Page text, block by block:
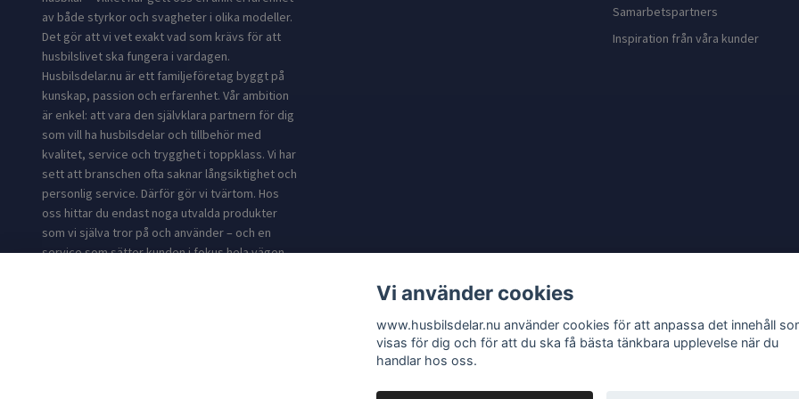
av både styrkor och svagheter i olika modeller.
Det gör att vi vet exakt vad som krävs för att
husbilslivet ska fungera i vardagen.
Husbilsdelar.nu är ett familjeföretag byggt på
kunskap, passion och erfarenhet. Vår ambition
är enkel: att vara den självklara partnern för dig
som vill ha husbilsdelar och tillbehör med
kvalitet, service och trygghet i toppklass. Vi har
sett att branschen ofta saknar långsiktighet och
personlig service. Därför gör vi tvärtom. Hos
oss hittar du endast noga utvalda produkter
som vi själva tror på och använder – och en
service som sätter kunden i fokus hela vägen.
Samarbetspartners
Inspiration från våra kunder
Vi använder cookies
www.husbilsdelar.nu använder cookies för att anpassa det innehåll
visas för dig och för att du ska få bästa tänkbara upplevelse när du
handlar hos oss.